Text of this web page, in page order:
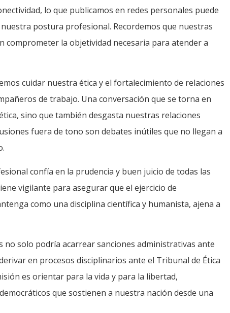
lo que publicamos en redes personales puede
postura profesional. Recordemos que nuestras
comprometer la objetividad necesaria para atender a
cuidar nuestra ética y el fortalecimiento de relaciones
de trabajo. Una conversación que se torna en
sino que también desgasta nuestras relaciones
fuera de tono son debates inútiles que no llegan a
confía en la prudencia y buen juicio de todas las
vigilante para asegurar que el ejercicio de
como una disciplina científica y humanista, ajena a
no solo podría acarrear sanciones administrativas ante
en procesos disciplinarios ante el Tribunal de Ética
es orientar para la vida y para la libertad,
que sostienen a nuestra nación desde una